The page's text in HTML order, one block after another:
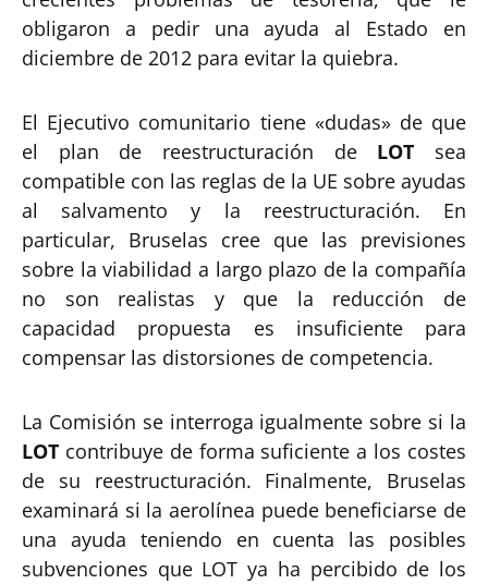
obligaron a pedir una ayuda al Estado en
diciembre de 2012 para evitar la quiebra.
El Ejecutivo comunitario tiene «dudas» de que
el plan de reestructuración de LOT sea
compatible con las reglas de la UE sobre ayudas
al salvamento y la reestructuración. En
particular, Bruselas cree que las previsiones
sobre la viabilidad a largo plazo de la compañía
no son realistas y que la reducción de
capacidad propuesta es insuficiente para
compensar las distorsiones de competencia.
La Comisión se interroga igualmente sobre si la
LOT contribuye de forma suficiente a los costes
de su reestructuración. Finalmente, Bruselas
examinará si la aerolínea puede beneficiarse de
una ayuda teniendo en cuenta las posibles
subvenciones que LOT ya ha percibido de los